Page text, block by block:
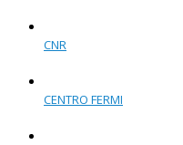
CNR
CENTRO FERMI